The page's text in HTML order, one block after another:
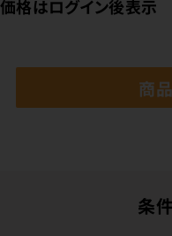
価格はログイン後表示
商
条